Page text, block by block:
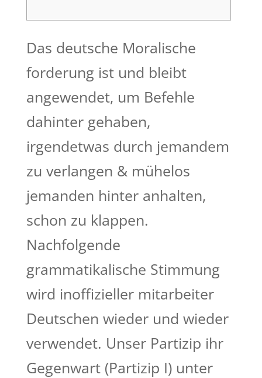
Das deutsche Moralische
forderung ist und bleibt
angewendet, um Befehle
dahinter gehaben,
irgendetwas durch jemandem
zu verlangen & mühelos
jemanden hinter anhalten,
schon zu klappen.
Nachfolgende
grammatikalische Stimmung
wird inoffizieller mitarbeiter
Deutschen wieder und wieder
verwendet. Unser Partizip ihr
Gegenwart (Partizip I) unter